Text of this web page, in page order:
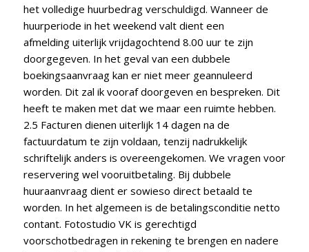
het volledige huurbedrag verschuldigd. Wanneer de
huurperiode in het weekend valt dient een
afmelding uiterlijk vrijdagochtend 8.00 uur te zijn
doorgegeven. In het geval van een dubbele
boekingsaanvraag kan er niet meer geannuleerd
worden. Dit zal ik vooraf doorgeven en bespreken. Dit
heeft te maken met dat we maar een ruimte hebben.
2.5 Facturen dienen uiterlijk 14 dagen na de
factuurdatum te zijn voldaan, tenzij nadrukkelijk
schriftelijk anders is overeengekomen. We vragen voor
reservering wel vooruitbetaling. Bij dubbele
huuraanvraag dient er sowieso direct betaald te
worden. In het algemeen is de betalingsconditie netto
contant. Fotostudio VK is gerechtigd
voorschotbedragen in rekening te brengen en nadere